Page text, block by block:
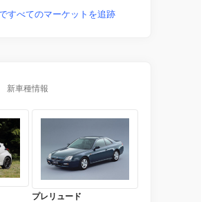
すべてのマーケットを追跡
新車種情報
プレリュード